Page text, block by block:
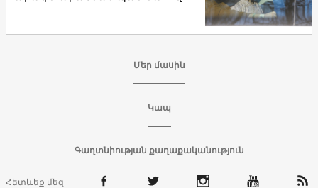
Մեր մասին
Կապ
Գաղտնիության քաղաքականություն
Հետևեք մեզ